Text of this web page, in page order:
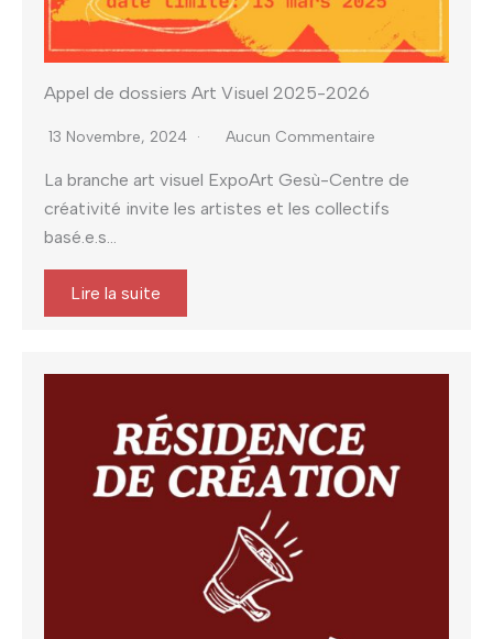
Appel de dossiers Art Visuel 2025-2026
13 Novembre, 2024 Aucun Commentaire
La branche art visuel ExpoArt Gesù-Centre de
créativité invite les artistes et les collectifs
basé.e.s...
Lire la suite